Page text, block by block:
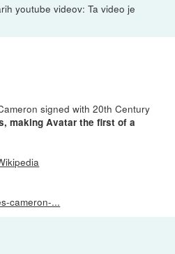
youtube videov: Ta video je
signed with 20th Century
making Avatar the first of a
cameron-...